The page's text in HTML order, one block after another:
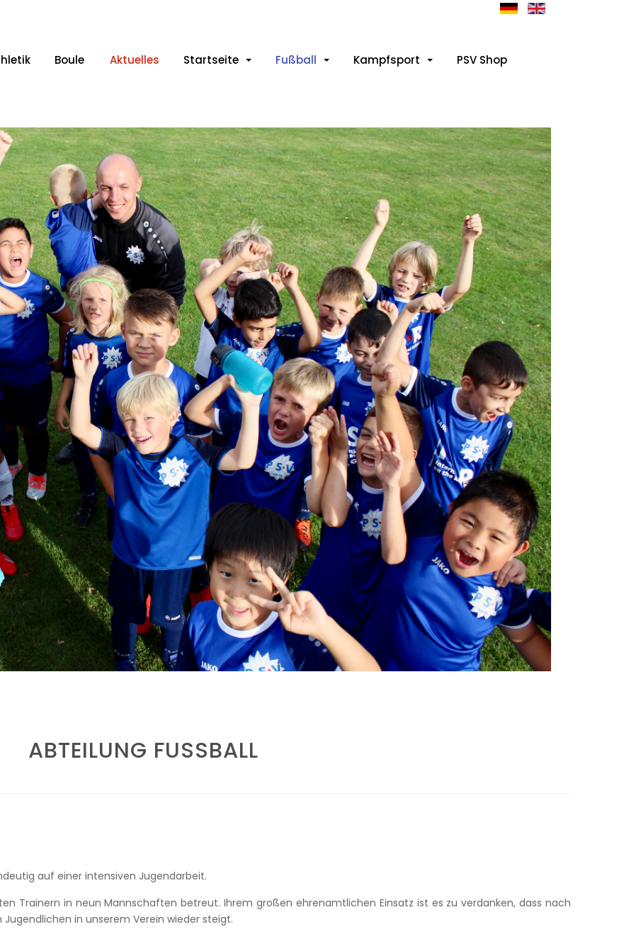
Boule Aktuelles Startseite Fußball Kampfsport PSV Shop
ABTEILUNG FUSSBALL
auf einer intensiven Jugendarbeit.
Trainern in neun Mannschaften betreut. Ihrem großen ehrenamtlichen Einsatz ist es zu verdanken, dass nach
in unserem Verein wieder steigt.